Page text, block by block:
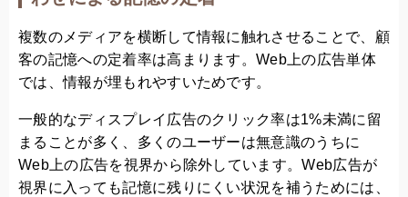
複数のメディアを横断して情報に触れさせることで、顧
客の記憶への定着率は高まります。Web上の広告単体
では、情報が埋もれやすいためです。
一般的なディスプレイ広告のクリック率は1%未満に留
まることが多く、多くのユーザーは無意識のうちに
Web上の広告を視界から除外しています。Web広告が
視界に入っても記憶に残りにくい状況を補うためには、